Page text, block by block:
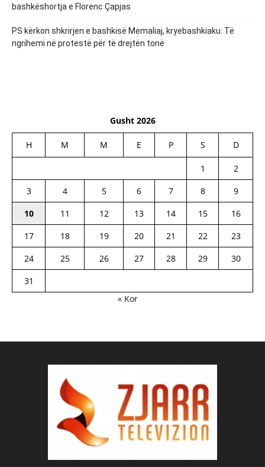
bashkëshortja e Florenc Çapjas
PS kërkon shkrirjen e bashkisë Memaliaj, kryebashkiaku: Të
ngrihemi në protestë për të drejtën tonë
Gusht 2026
H M M E P S D
1
2
3
4 5 6 7 8
9
10
11 12 13 14 15
16
17
18 19 20 21 22
23
24
25 26 27 28 29
30
31
« Kor